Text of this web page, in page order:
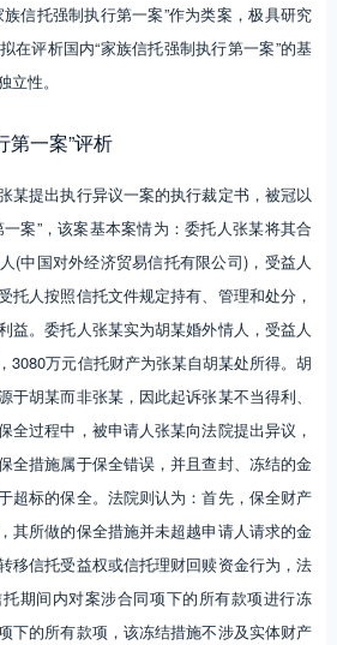
族信托强制执行第一案”作为类案，极具研究
在评析国内“家族信托强制执行第一案”的基
性。
第一案”评析
某提出执行异议一案的执行裁定书，被冠以
案”，该案基本案情为：委托人张某将其合
(中国对外经济贸易信托有限公司)，受益人
托人按照信托文件规定持有、管理和处分，
益。委托人张某实为胡某婚外情人，受益人
3080万元信托财产为张某自胡某处所得。胡
于胡某而非张某，因此起诉张某不当得利、
全过程中，被申请人张某向法院提出异议，
全措施属于保全错误，并且查封、冻结的金
超标的保全。法院则认为：首先，保全财产
其所做的保全措施并未超越申请人请求的金
移信托受益权或信托理财回赎资金行为，法
期间内对案涉合同项下的所有款项进行冻
下的所有款项，该冻结措施不涉及实体财产